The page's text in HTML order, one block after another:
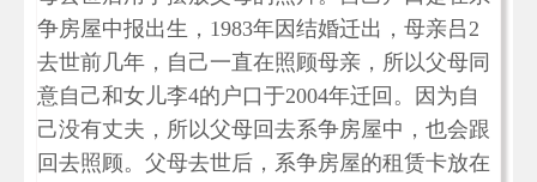
争房屋中报出生，1983年因结婚迁出，母亲吕2
去世前几年，自己一直在照顾母亲，所以父母同
意自己和女儿李4的户口于2004年迁回。因为自
己没有丈夫，所以父母回去系争房屋中，也会跟
回去照顾。父母去世后，系争房屋的租赁卡放在